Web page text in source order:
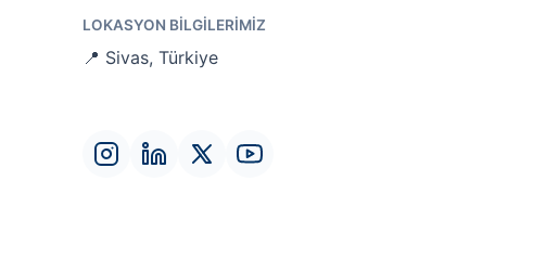
LOKASYON BILGILERIMIZ
📍 Sivas, Türkiye